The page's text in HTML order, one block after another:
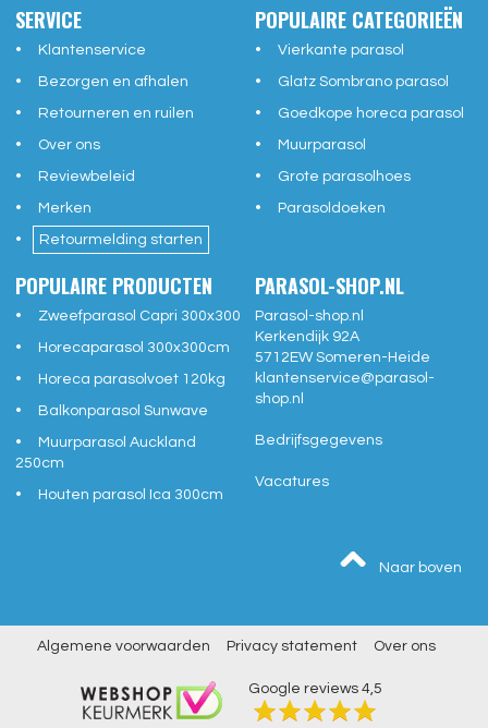
SERVICE
Klantenservice
Bezorgen en afhalen
Retourneren en ruilen
Over ons
Reviewbeleid
Merken
Retourmelding starten
POPULAIRE CATEGORIEËN
Vierkante parasol
Glatz Sombrano parasol
Goedkope horeca parasol
Muurparasol
Grote parasolhoes
Parasoldoeken
POPULAIRE PRODUCTEN
Zweefparasol Capri 300x300
Horecaparasol 300x300cm
Horeca parasolvoet 120kg
Balkonparasol Sunwave
Muurparasol Auckland
250cm
Houten parasol Ica 300cm
PARASOL-SHOP.NL
Parasol-shop.nl
Kerkendijk 92A
5712EW Someren-Heide
klantenservice@parasol-
shop.nl
Bedrijfsgegevens
Vacatures
Naar boven
Algemene voorwaarden Privacy statement Over ons
Google reviews 4,5